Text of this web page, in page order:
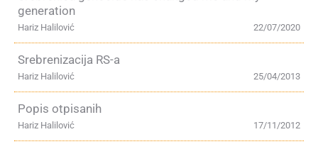
generation
22/07/2020
Hariz Halilović
Srebrenizacija RS-a
25/04/2013
Hariz Halilović
Popis otpisanih
17/11/2012
Hariz Halilović